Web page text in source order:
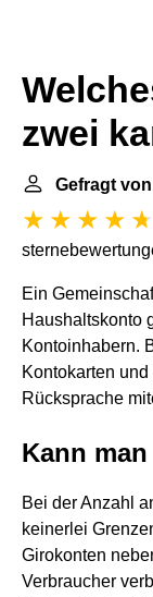
zwei
Gefragt
Ein
Haushaltskonto
Kontoinhabern.
Kontokarten
Rücksprache
Kann
Bei der Anzahl
keinerlei
Girokonten
Verbraucher